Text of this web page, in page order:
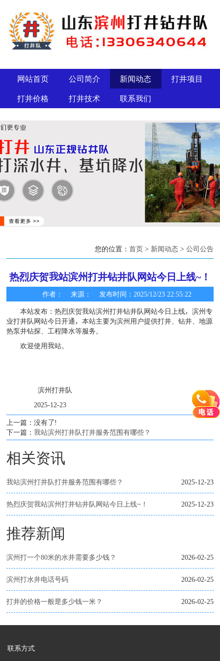
网站首页 公司简介 新闻动态 打井项目
打井价格 打井技术 联系我们
您的位置： 首页 > 新闻动态> 公司公告
热烈庆贺我站滨州打井钻井队网站今日上线~！
作者： 来源： 发布时间：2025/12/23 22:55:22
本站发布：热烈庆贺我站滨州打井钻井队网站今日上线，滨州专
业打井队网站今日开通，本站主要为滨州用户提供打井、钻井、地源
热泵井钻探、工程降水等服务。
欢迎使用我站。
滨州打井队
2025-12-23
上一篇：没有了!
下一篇：我站滨州打井队打井服务范围有哪些？
相关资讯
2025-12-23
我站滨州打井队打井服务范围有哪些？
2025-12-23
热烈庆贺我站滨州打井钻井队网站今日上线~！
推荐新闻
2026-02-25
滨州打一个80米的水井需要多少钱？
2026-02-25
滨州打水井电话号码
2026-02-25
打井的价格一般是多少钱一米？
联系方式